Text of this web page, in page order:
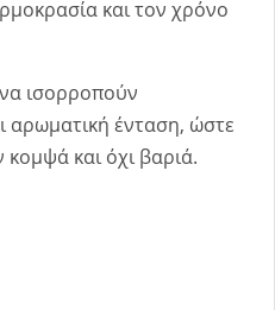
και τον χρόνο
ισορροπούν
αρωματική ένταση, ώστε
και όχι βαριά.